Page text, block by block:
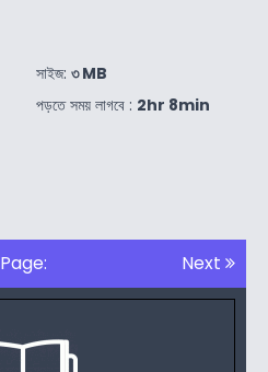
সাইজ: ৩ MB
পড়তে সময় লাগবে : 2hr 8min
Page: Next